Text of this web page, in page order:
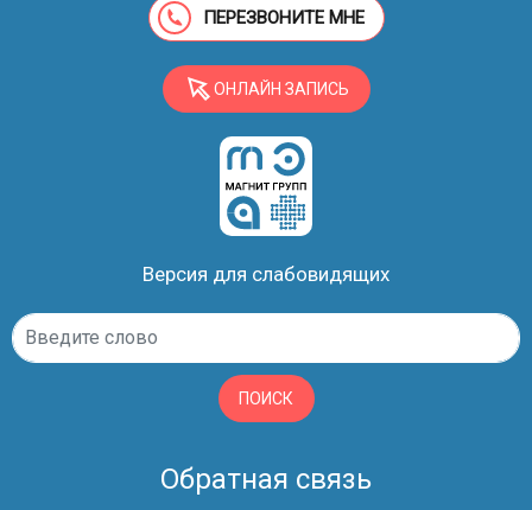
ПЕРЕЗВОНИТЕ МНЕ
ОНЛАЙН ЗАПИСЬ
Версия для слабовидящих
ПОИСК
Обратная связь